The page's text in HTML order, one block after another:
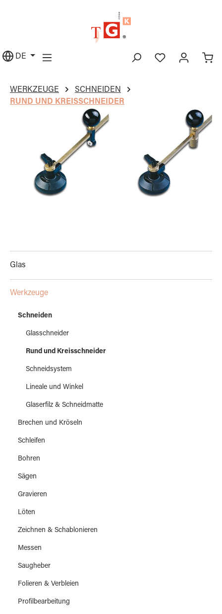
DE
WERKZEUGE
SCHNEIDEN
RUND UND KREISSCHNEIDER
Glas
Werkzeuge
Schneiden
Glasschneider
Rund und Kreisschneider
Schneidsystem
Lineale und Winkel
Glaserfilz & Schneidmatte
Brechen und Kröseln
Schleifen
Bohren
Sägen
Gravieren
Löten
Zeichnen & Schablonieren
Messen
Saugheber
Folieren & Verbleien
Profilbearbeitung